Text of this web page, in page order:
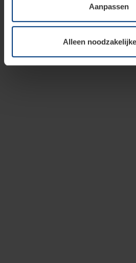
soorten cookies is uw
toestemming kunt u op elk
wijzigen of herroepen.
Aanpassen
Alleen